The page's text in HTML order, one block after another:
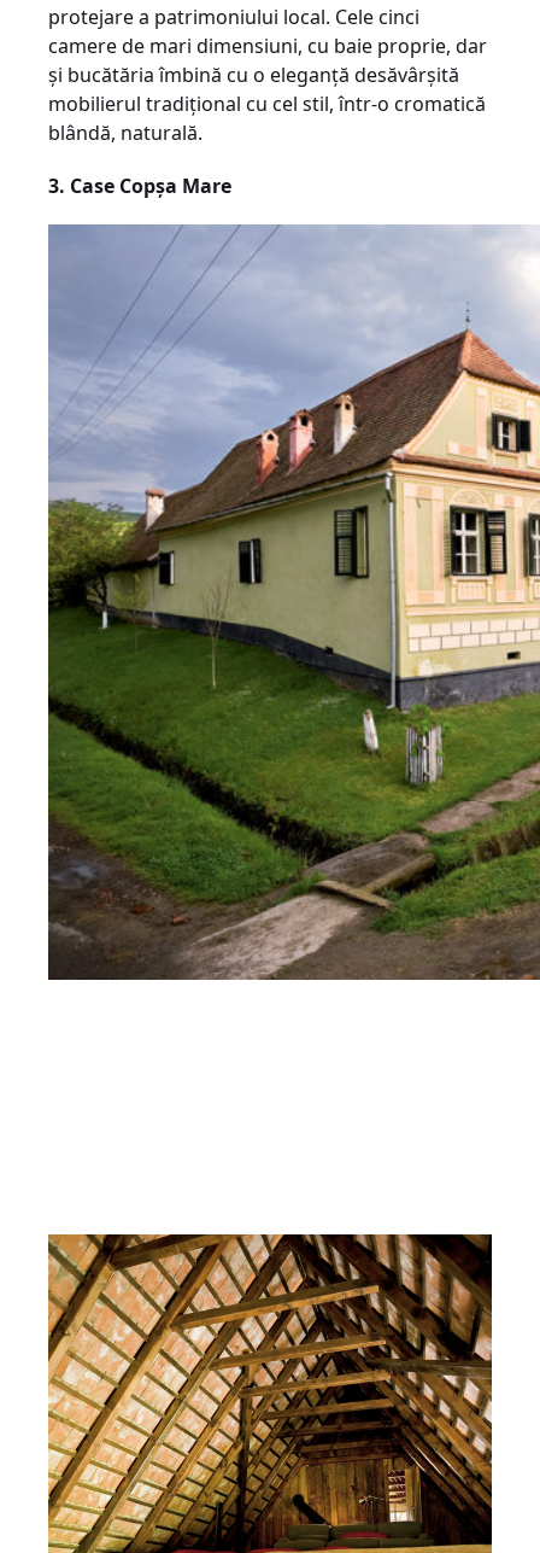
protejare a patrimoniului local. Cele cinci
camere de mari dimensiuni, cu baie proprie, dar
și bucătăria îmbină cu o eleganță desăvârșită
mobilierul tradițional cu cel stil, într-o cromatică
blândă, naturală.
3. Case Copșa Mare